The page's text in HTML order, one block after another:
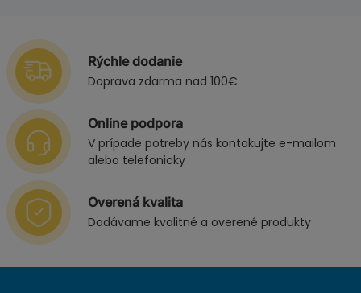
Rýchle dodanie
Doprava zdarma nad 100€
Online podpora
V prípade potreby nás kontakujte e-mailom
alebo telefonicky
Overená kvalita
Dodávame kvalitné a overené produkty